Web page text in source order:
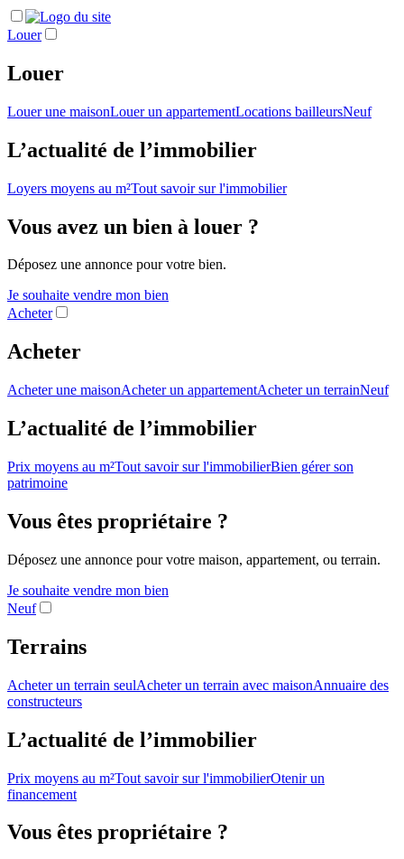
Louer
Louer
Louer une maisonLouer un appartementLocations bailleursNeuf
L’actualité de l’immobilier
Loyers moyens au m²Tout savoir sur l'immobilier
Vous avez un bien à louer ?
Déposez une annonce pour votre bien.
Je souhaite vendre mon bien
Acheter
Acheter
Acheter une maisonAcheter un appartementAcheter un terrainNeuf
L’actualité de l’immobilier
Prix moyens au m²Tout savoir sur l'immobilierBien gérer son
patrimoine
Vous êtes propriétaire ?
Déposez une annonce pour votre maison, appartement, ou terrain.
Je souhaite vendre mon bien
Neuf
Terrains
Acheter un terrain seulAcheter un terrain avec maisonAnnuaire des
constructeurs
L’actualité de l’immobilier
Prix moyens au m²Tout savoir sur l'immobilierOtenir un
financement
Vous êtes propriétaire ?